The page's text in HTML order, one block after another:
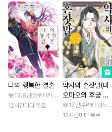
나의 행복한 결혼
13.8만코우사카 리토 / 아기토기 아쿠미
12시간마다 무료
약사의 혼잣말(마
오마오의 후궁 수
수께끼 풀이수첩)
17만쿠라타 미노
12시간마다 무료